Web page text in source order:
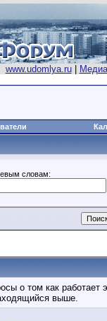
www.udomlya.ru|
словам:
о том как
выше.